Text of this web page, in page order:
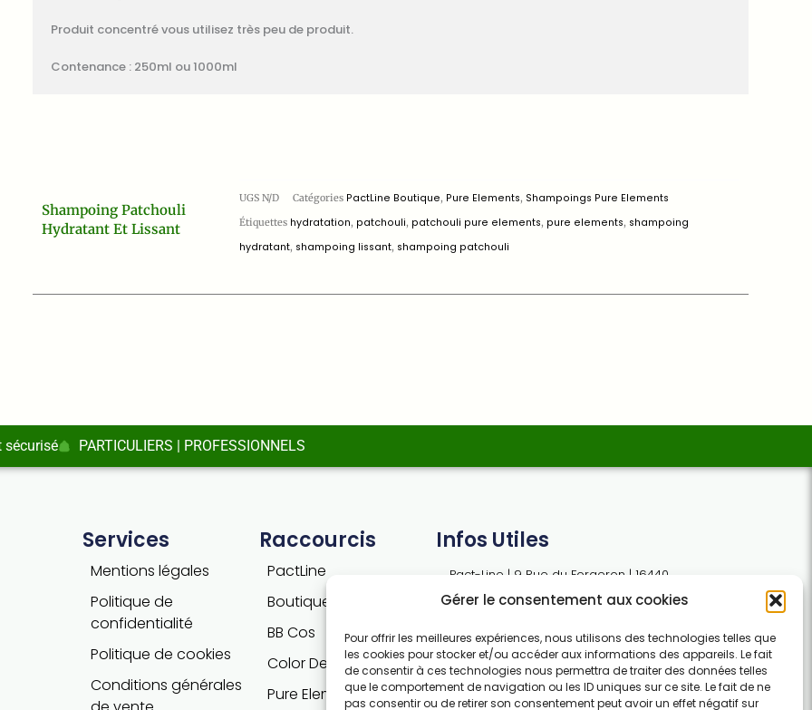
Gérer le consentement aux cookies
Pour offrir les meilleures expériences, nous utilisons des technologies telles que
les cookies pour stocker et/ou accéder aux informations des appareils. Le fait
de consentir à ces technologies nous permettra de traiter des données telles
que le comportement de navigation ou les ID uniques sur ce site. Le fait de ne
pas consentir ou de retirer son consentement peut avoir un effet négatif sur
Produit concentré vous utilisez très peu de produit.
Contenance : 250ml ou 1000ml
Shampoing Patchouli
Hydratant Et Lissant
UGSN/D Catégories PactLine Boutique, Pure Elements, Shampoings Pure Elements
Étiquettes hydratation, patchouli, patchouli pure elements, pure elements, shampoing
hydratant, shampoing lissant, shampoing patchouli
sécurisé PARTICULIERS | PROFESSIONNELS
Services
Mentions légales
Politique de
confidentialité
Politique de cookies
Conditions générales
Raccourcis
PactLine
Boutique PactLine
BB Cos
Color Defence
Pure Elements
Infos Utiles
Pact-Line | 9 Rue du Forgeron | 16440
SIREUIL | FRANCE
contact@pact-line.com
Tel : +33 (0)7 54 37 97 74